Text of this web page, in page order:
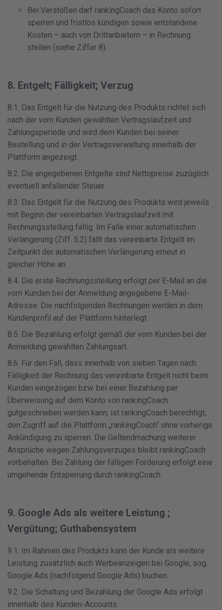
Bei Verstößen darf rankingCoach das Konto sofort
sperren und fristlos kündigen sowie entstandene
Kosten – auch von Drittanbietern – in Rechnung
stellen (siehe Ziffer 8).
8. Entgelt; Fälligkeit; Verzug
8.1. Das Entgelt für die Nutzung des Produkts richtet sich
nach der vom Kunden gewählten Vertragslaufzeit und
Zahlungsperiode und wird dem Kunden bei seiner
Bestellung und in der Vertragsverwaltung innerhalb der
Plattform angezeigt.
8.2. Die angegebenen Entgelte sind Nettopreise zuzüglich
eventuell anfallender Steuer.
8.3. Das Entgelt für die Nutzung des Produkts wird jeweils
mit Beginn der vereinbarten Vertragslaufzeit mit
Rechnungsstellung fällig. Im Falle einer automatischen
Verlängerung (Ziff. 5.2) fällt das vereinbarte Entgelt im
Zeitpunkt der automatischen Verlängerung erneut in
gleicher Höhe an.
8.4. Die erste Rechnungsstellung erfolgt per E-Mail an die
vom Kunden bei der Anmeldung angegebene E-Mail-
Adresse. Die nachfolgenden Rechnungen werden in dem
Kundenprofil auf der Plattform hinterlegt.
8.5. Die Bezahlung erfolgt gemäß der vom Kunden bei der
Anmeldung gewählten Zahlungsart.
8.6. Für den Fall, dass innerhalb von sieben Tagen nach
Fälligkeit der Rechnung das vereinbarte Entgelt nicht beim
Kunden eingezogen bzw. bei einer Bezahlung per
Überweisung auf dem Konto von rankingCoach
gutgeschrieben werden kann, ist rankingCoach berechtigt,
den Zugriff auf die Plattform „rankingCoach“ ohne vorherige
Ankündigung zu sperren. Die Geltendmachung weiterer
Ansprüche wegen Zahlungsverzuges bleibt rankingCoach
vorbehalten. Bei Zahlung der fälligen Forderung erfolgt eine
umgehende Entsperrung durch rankingCoach.
9. Google Ads als weitere Leistung ;
Vergütung; Guthabensystem
9.1. Im Rahmen des Produkts kann der Kunde als weitere
Leistung zusätzlich auch Werbeanzeigen bei Google, sog.
Google Ads (nachfolgend Google Ads) buchen.
9.2. Die Schaltung und Bezahlung der Google Ads erfolgt
innerhalb des Kunden-Accounts.